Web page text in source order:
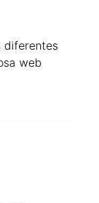
diferentes
web